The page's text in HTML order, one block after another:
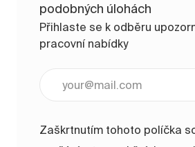
podobných úlohách
Přihlaste se k odběru
pracovní nabídky
Zaškrtnutím tohoto políčka